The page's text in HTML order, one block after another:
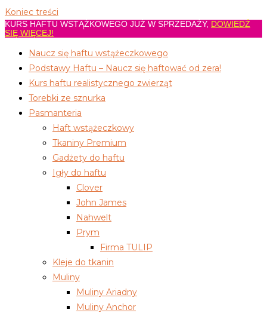
Koniec treści
KURS HAFTU WSTĄŻKOWEGO JUŻ W SPRZEDAŻY, DOWIEDŹ
SIĘ WIĘCEJ!
Naucz się haftu wstążeczkowego
Podstawy Haftu – Naucz się haftować od zera!
Kurs haftu realistycznego zwierząt
Torebki ze sznurka
Pasmanteria
Haft wstążeczkowy
Tkaniny Premium
Gadżety do haftu
Igły do haftu
Clover
John James
Nahwelt
Prym
Firma TULIP
Kleje do tkanin
Muliny
Muliny Ariadny
Muliny Anchor